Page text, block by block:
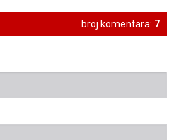
broj komentara: 7